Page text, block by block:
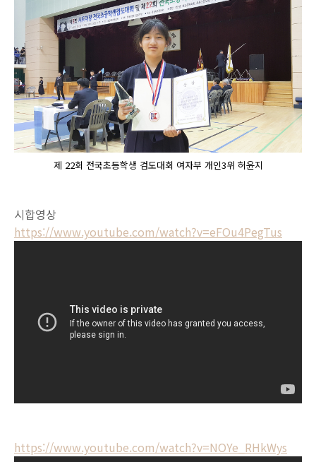
제 22회 전국초등학생 검도대회 여자부 개인3위 허윤지
시합영상
https://www.youtube.com/watch?v=eFOu4PegTus
https://www.youtube.com/watch?v=NOYe_RHkWys